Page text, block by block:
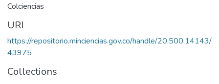
Colciencias
URI
https://repositorio.minciencias.gov.co/handle/20.500.14143/
43975
Collections